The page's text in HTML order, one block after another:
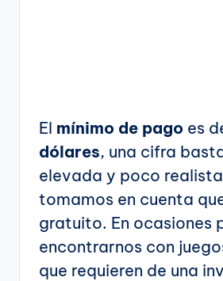
El mínimo de pago es
dólares, una cifra
elevada y poco
tomamos en cuenta
gratuito. En ocasiones
encontrarnos con
que requieren de una